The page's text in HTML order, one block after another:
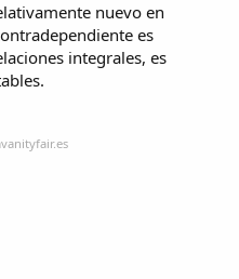
nuevo en
es
integrales, es